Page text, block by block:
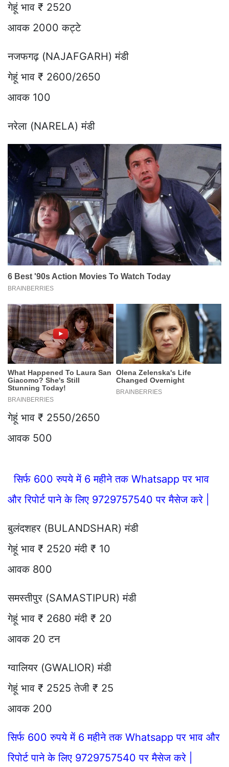
गेहूं भाव ₹ 2520
आवक 2000 कट्टे
नजफगढ़ (NAJAFGARH) मंडी
गेहूं भाव ₹ 2600/2650
आवक 100
नरेला (NARELA) मंडी
गेहूं भाव ₹ 2550/2650
आवक 500
सिर्फ 600 रुपये में 6 महीने तक Whatsapp पर भाव
और रिपोर्ट पाने के लिए 9729757540 पर मैसेज करे |
बुलंदशहर (BULANDSHAR) मंडी
गेहूं भाव ₹ 2520 मंदी ₹ 10
आवक 800
समस्तीपुर (SAMASTIPUR) मंडी
गेहूं भाव ₹ 2680 मंदी ₹ 20
आवक 20 टन
ग्वालियर (GWALIOR) मंडी
गेहूं भाव ₹ 2525 तेजी ₹ 25
आवक 200
सिर्फ 600 रुपये में 6 महीने तक Whatsapp पर भाव और
रिपोर्ट पाने के लिए 9729757540 पर मैसेज करे |